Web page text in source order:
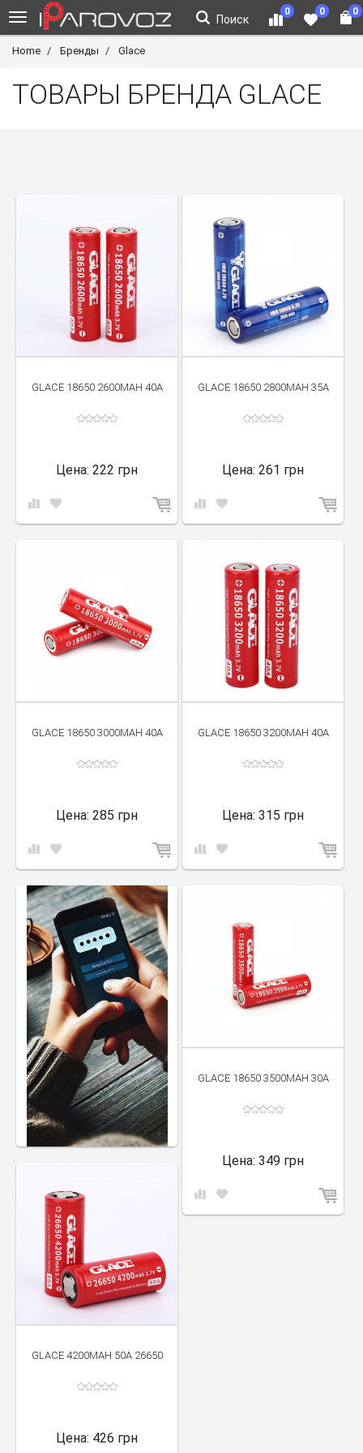
Поиск
0 0 0
Home Бренды Glace
ТОВАРЫ БРЕНДА GLACE
GLACE 18650 2600MAH 40A
Цена: 222 грн
GLACE 18650 2800MAH 35A
Цена: 261 грн
GLACE 18650 3000MAH 40A
Цена: 285 грн
GLACE 18650 3200MAH 40A
Цена: 315 грн
GLACE 18650 3500MAH 30A
Цена: 349 грн
GLACE 4200MAH 50A 26650
Цена: 426 грн